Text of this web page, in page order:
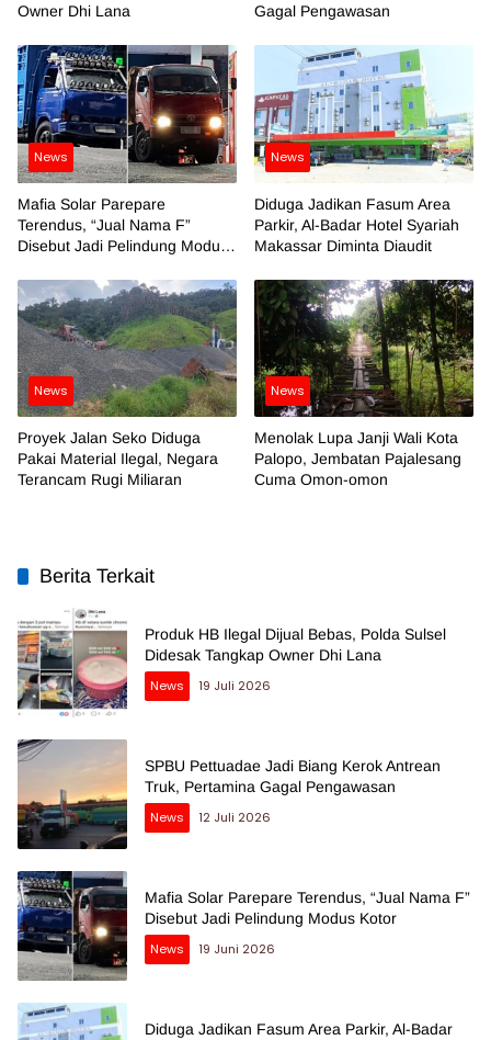
Owner Dhi Lana
Gagal Pengawasan
News
Mafia Solar Parepare
Terendus, “Jual Nama F”
Disebut Jadi Pelindung Modus
News
Diduga Jadikan Fasum Area
Parkir, Al-Badar Hotel Syariah
Makassar Diminta Diaudit
News
Proyek Jalan Seko Diduga
Pakai Material Ilegal, Negara
Terancam Rugi Miliaran
News
Menolak Lupa Janji Wali Kota
Palopo, Jembatan Pajalesang
Cuma Omon-omon
Berita Terkait
Produk HB Ilegal Dijual Bebas, Polda Sulsel
Didesak Tangkap Owner Dhi Lana
News
19 Juli 2026
SPBU Pettuadae Jadi Biang Kerok Antrean
Truk, Pertamina Gagal Pengawasan
News
12 Juli 2026
Mafia Solar Parepare Terendus, “Jual Nama F”
Disebut Jadi Pelindung Modus Kotor
News
19 Juni 2026
Diduga Jadikan Fasum Area Parkir, Al-Badar